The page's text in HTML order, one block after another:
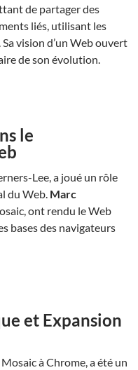
de partager des
liés, utilisant les
vision d’un Web ouvert
de son évolution.
le
Lee, a joué un rôle
du Web. Marc
ont rendu le Web
bases des navigateurs
et Expansion
à Chrome, a été un